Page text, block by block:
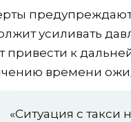
усиливать
привести к
времени
«Ситуация с такси